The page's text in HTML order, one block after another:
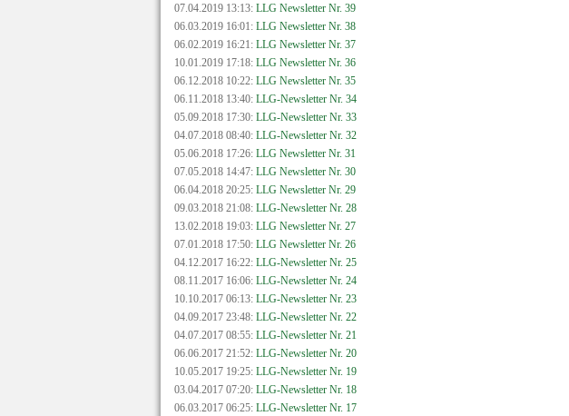
07.04.2019 13:13: LLG Newsletter Nr. 39
06.03.2019 16:01: LLG Newsletter Nr. 38
06.02.2019 16:21: LLG Newsletter Nr. 37
10.01.2019 17:18: LLG Newsletter Nr. 36
06.12.2018 10:22: LLG Newsletter Nr. 35
06.11.2018 13:40: LLG-Newsletter Nr. 34
05.09.2018 17:30: LLG-Newsletter Nr. 33
04.07.2018 08:40: LLG-Newsletter Nr. 32
05.06.2018 17:26: LLG Newsletter Nr. 31
07.05.2018 14:47: LLG Newsletter Nr. 30
06.04.2018 20:25: LLG Newsletter Nr. 29
09.03.2018 21:08: LLG-Newsletter Nr. 28
13.02.2018 19:03: LLG Newsletter Nr. 27
07.01.2018 17:50: LLG Newsletter Nr. 26
04.12.2017 16:22: LLG-Newsletter Nr. 25
08.11.2017 16:06: LLG-Newsletter Nr. 24
10.10.2017 06:13: LLG-Newsletter Nr. 23
04.09.2017 23:48: LLG-Newsletter Nr. 22
04.07.2017 08:55: LLG-Newsletter Nr. 21
06.06.2017 21:52: LLG-Newsletter Nr. 20
10.05.2017 19:25: LLG-Newsletter Nr. 19
03.04.2017 07:20: LLG-Newsletter Nr. 18
06.03.2017 06:25: LLG-Newsletter Nr. 17